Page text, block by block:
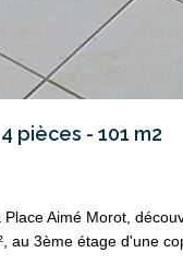
pièces - 101 m2
Aimé Morot,
au 3ème étage d'une